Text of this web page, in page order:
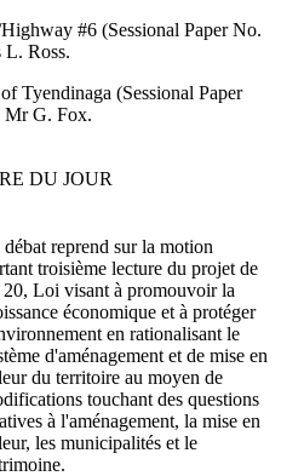
#6 (Sessional Paper No.
Ross.
Tyendinaga (Sessional Paper
Mr G. Fox.
DU JOUR
reprend sur la motion
troisième lecture du projet de
Loi visant à promouvoir la
économique et à protéger
en rationalisant le
d'aménagement et de mise en
du territoire au moyen de
touchant des questions
à l'aménagement, la mise en
les municipalités et le